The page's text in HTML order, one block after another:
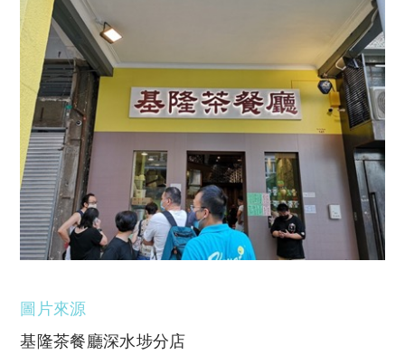
圖片來源
基隆茶餐廳深水埗分店